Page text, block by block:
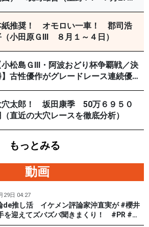
紙推奨！ オモロい一車！ 郡司浩
（小田原ＧⅢ ８月１～４日）
小松島ＧⅢ・阿波おどり杯争覇戦／決
】古性優作がグレードレース連続優
穴太郎！ 坂田康季 50万６９５０
（直近の大穴レースを徹底分析）
もっとみる
動画
29日 04:27
de推し活 イケメン評論家沖直実が #櫻井
を迎えてズバズバ聞きまくり！ #PR #松
ん #和田健太郎